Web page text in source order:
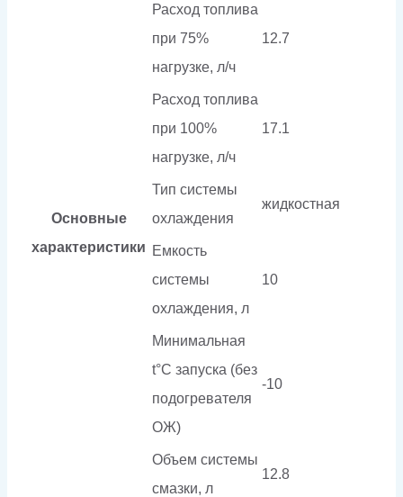
Основные
характеристики
Расход топлива
при 75%
нагрузке, л/ч
12.7
Расход топлива
при 100%
нагрузке, л/ч
17.1
Тип системы
охлаждения
жидкостная
Емкость
системы
охлаждения, л
10
Минимальная
t°С запуска (без
подогревателя
ОЖ)
-10
Объем системы
смазки, л
12.8